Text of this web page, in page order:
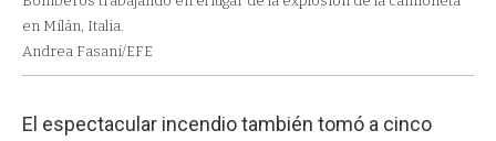
en Milán, Italia.
Andrea Fasani/EFE
El espectacular incendio también tomó a cinco